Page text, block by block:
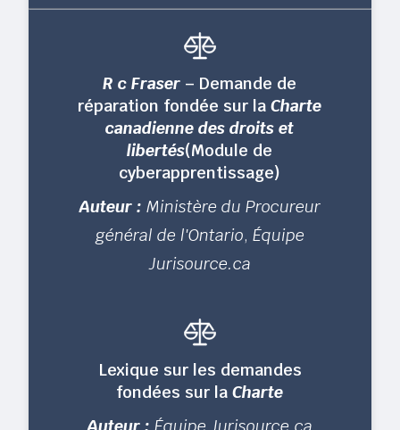
R c Fraser – Demande de
réparation fondée sur laCharte
canadienne des droits et
libertés(Module de
cyberapprentissage)
Auteur : Ministère du Procureur
général de l'Ontario, Équipe
Jurisource.ca
Lexique sur les demandes
fondées sur laCharte